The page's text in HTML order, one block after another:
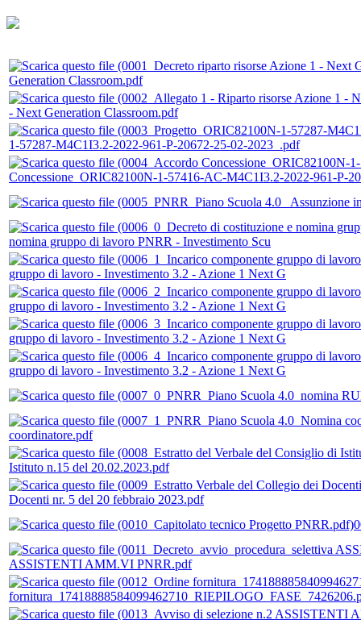
Generation Classroom.pdf
- Next Generation Classroom.pdf
1-57287-M4C1I3.2-2022-961-P-20672-25-02-2023_.pdf
Concessione_ORIC82100N-1-57416-AC-M4C1I3.2-2022-961-P-
nomina gruppo di lavoro PNRR - Investimento Scu
gruppo di lavoro - Investimento 3.2 - Azione 1 Next G
gruppo di lavoro - Investimento 3.2 - Azione 1 Next G
gruppo di lavoro - Investimento 3.2 - Azione 1 Next G
gruppo di lavoro - Investimento 3.2 - Azione 1 Next G
coordinatore.pdf
Istituto n.15 del 20.02.2023.pdf
Docenti nr. 5 del 20 febbraio 2023.pdf
ASSISTENTI AMM.VI PNRR.pdf